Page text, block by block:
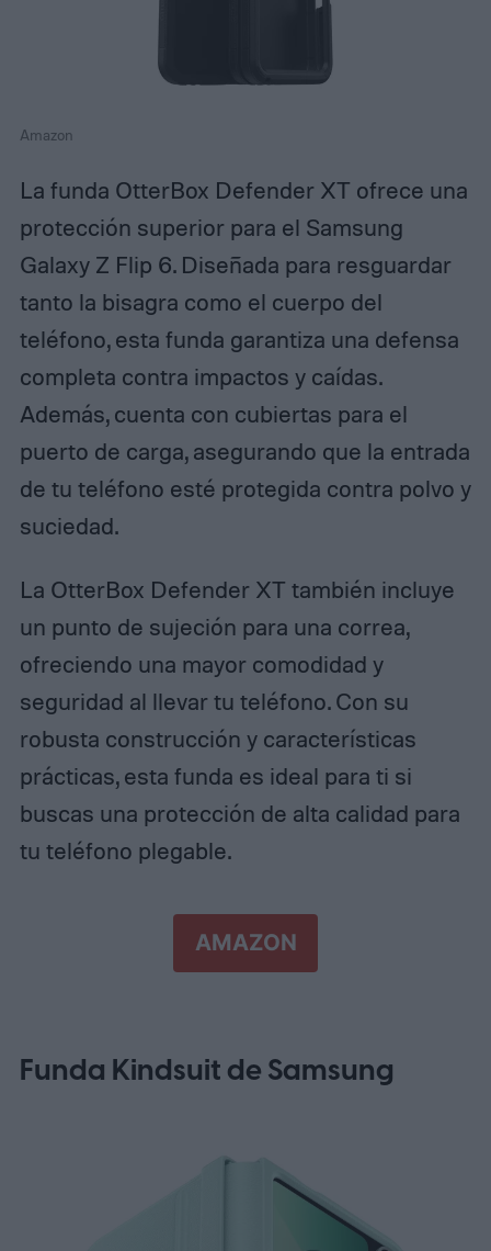
Amazon
La funda OtterBox Defender XT ofrece una
protección superior para el Samsung
Galaxy Z Flip 6. Diseñada para resguardar
tanto la bisagra como el cuerpo del
teléfono, esta funda garantiza una defensa
completa contra impactos y caídas.
Además, cuenta con cubiertas para el
puerto de carga, asegurando que la entrada
de tu teléfono esté protegida contra polvo y
suciedad.
La OtterBox Defender XT también incluye
un punto de sujeción para una correa,
ofreciendo una mayor comodidad y
seguridad al llevar tu teléfono. Con su
robusta construcción y características
prácticas, esta funda es ideal para ti si
buscas una protección de alta calidad para
tu teléfono plegable.
AMAZON
Funda Kindsuit de Samsung